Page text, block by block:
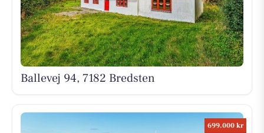
Ballevej 94, 7182 Bredsten
699.000 kr